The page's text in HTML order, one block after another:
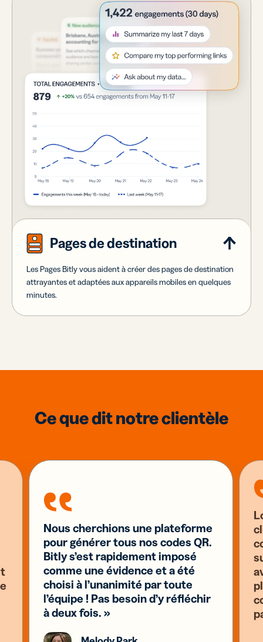
Pages de destination
Les Pages Bitly vous aident à créer des pages de destination
attrayantes et adaptées aux appareils mobiles en quelques
minutes.
Ce que dit notre clientèle
Nous cherchions une plateforme
pour générer tous nos codes QR.
Bitly s’est rapidement imposé
comme une évidence et a été
choisi à l’unanimité par toute
l’équipe ! Pas besoin d’y réfléchir
à deux fois. »